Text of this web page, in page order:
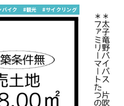
イク #観光 #サイクリング